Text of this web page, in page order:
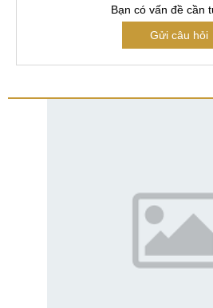
Bạn có vấn đề cần
Gửi câu hỏi